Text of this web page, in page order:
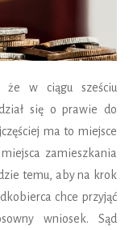
że w ciągu sześciu
się o prawie do
ma to miejsce
zamieszkania
temu, aby na krok
chce przyjąć
wniosek. Sąd